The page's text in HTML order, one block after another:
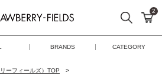
STRAWBERRY-FIELDS
検索 カ
2
BRANDS CATEGORY
ーフィールズ）TOP